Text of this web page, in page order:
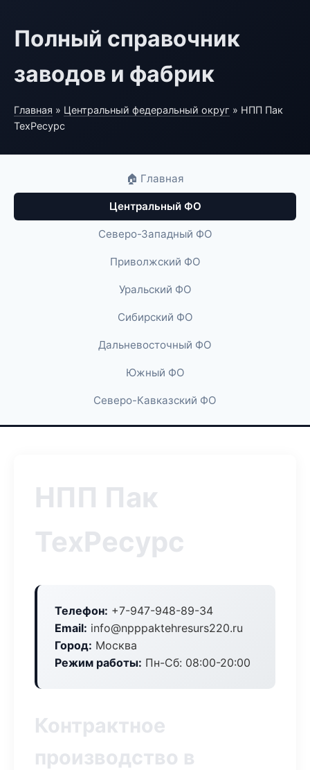
Полный справочник
заводов и фабрик
Главная » Центральный федеральный округ » НПП Пак
ТехРесурс
🏠 Главная
Центральный ФО
Северо-Западный ФО
Приволжский ФО
Уральский ФО
Сибирский ФО
Дальневосточный ФО
Южный ФО
Северо-Кавказский ФО
НПП Пак
ТехРесурс
Телефон: +7-947-948-89-34
Email: info@npppaktehresurs220.ru
Город: Москва
Режим работы: Пн-Сб: 08:00-20:00
Контрактное
производство в